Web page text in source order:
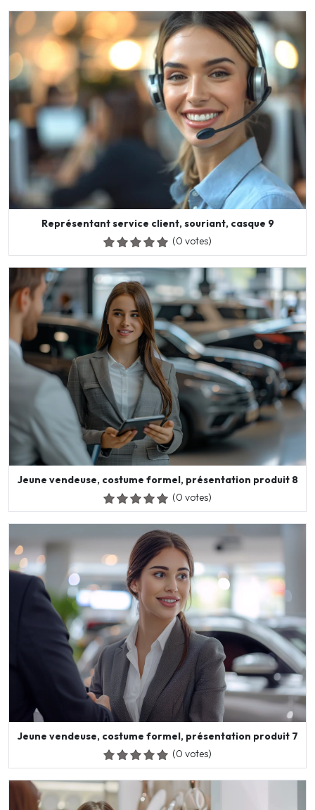
Représentant service client, souriant, casque 9
(0 votes)
Jeune vendeuse, costume formel, présentation produit 8
(0 votes)
Jeune vendeuse, costume formel, présentation produit 7
(0 votes)